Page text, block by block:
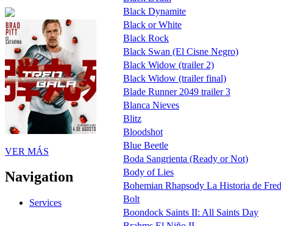
VER MÁS
Navigation
Services
Black Dynamite
Black or White
Black Rock
Black Swan (El Cisne Negro)
Black Widow (trailer 2)
Black Widow (trailer final)
Blade Runner 2049 trailer 3
Blanca Nieves
Blitz
Bloodshot
Blue Beetle
Boda Sangrienta (Ready or Not)
Body of Lies
Bohemian Rhapsody La Historia de
Bolt
Boondock Saints II: All Saints Day